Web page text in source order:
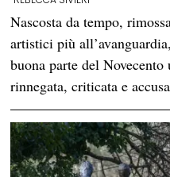
Nascosta da tempo,
artistici più
buona parte del
rinnegata, criticata e